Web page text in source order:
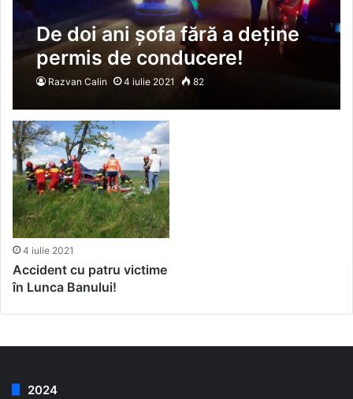
De doi ani șofa fără a deține
permis de conducere!
Razvan Calin 4 iulie 2021 82
4 iulie 2021
Accident cu patru victime
în Lunca Banului!
2024